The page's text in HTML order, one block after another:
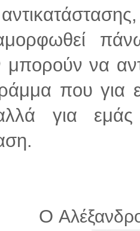
μπορούν να
που
για
Ο